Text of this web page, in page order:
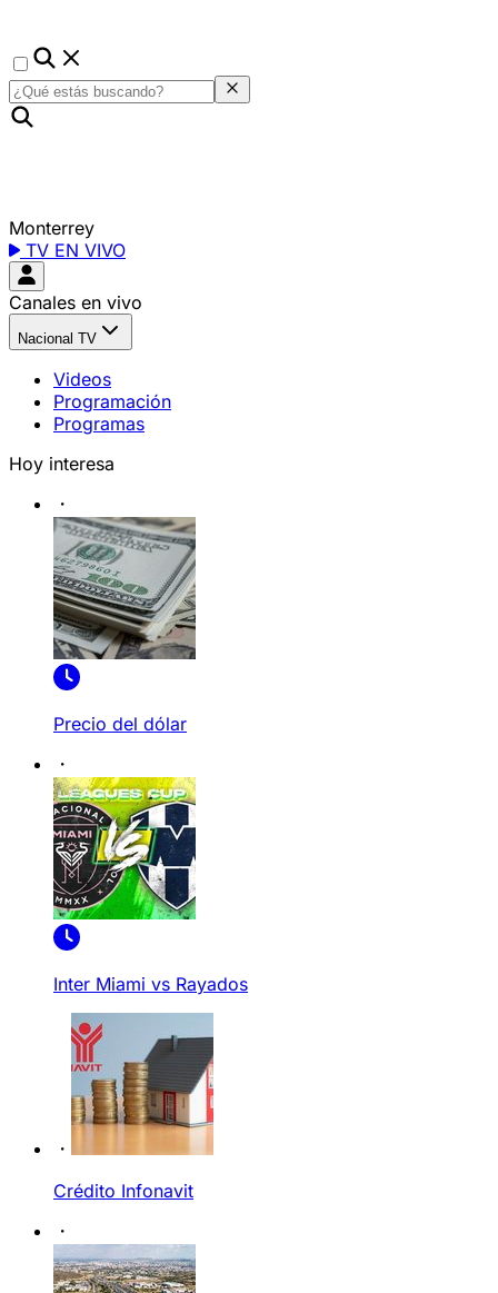
Monterrey
TV EN VIVO
Canales en vivo
Nacional TV
Videos
Programación
Programas
Hoy interesa
Precio del dólar
Inter Miami vs Rayados
Crédito Infonavit